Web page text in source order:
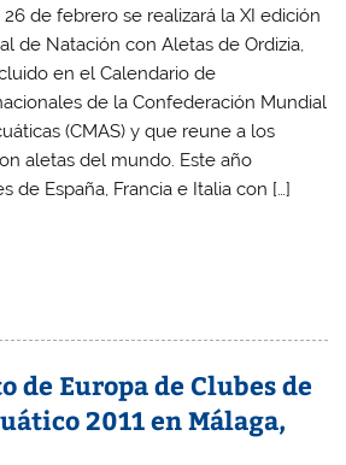
de febrero se realizará la XI edición
de Natación con Aletas de Ordizia,
en el Calendario de
de la Confederación Mundial
(CMAS) y que reune a los
aletas del mundo. Este año
de España, Francia e Italia con […]
de Europa de Clubes de
2011 en Málaga,